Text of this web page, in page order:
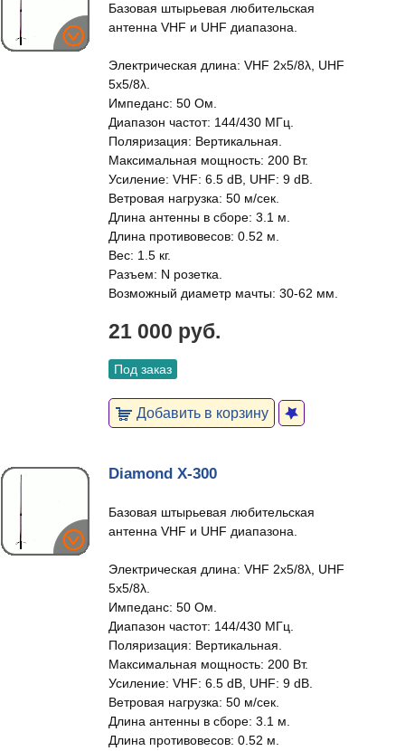
Базовая штырьевая любительская
антенна VHF и UHF диапазона.
Электрическая длина: VHF 2x5/8λ, UHF
5x5/8λ.
Импеданс: 50 Ом.
Диапазон частот: 144/430 МГц.
Поляризация: Вертикальная.
Максимальная мощность: 200 Вт.
Усиление: VHF: 6.5 dB, UHF: 9 dB.
Ветровая нагрузка: 50 м/сек.
Длина антенны в сборе: 3.1 м.
Длина противовесов: 0.52 м.
Вес: 1.5 кг.
Разъем: N розетка.
Возможный диаметр мачты: 30-62 мм.
21 000 руб.
Под заказ
Добавить в корзину
Diamond X-300
Базовая штырьевая любительская
антенна VHF и UHF диапазона.
Электрическая длина: VHF 2x5/8λ, UHF
5x5/8λ.
Импеданс: 50 Ом.
Диапазон частот: 144/430 МГц.
Поляризация: Вертикальная.
Максимальная мощность: 200 Вт.
Усиление: VHF: 6.5 dB, UHF: 9 dB.
Ветровая нагрузка: 50 м/сек.
Длина антенны в сборе: 3.1 м.
Длина противовесов: 0.52 м.